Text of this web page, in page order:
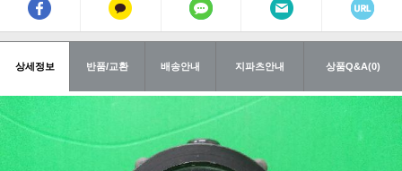
상세정보 반품/교환 배송안내 지파츠안내 상품Q&A(0)